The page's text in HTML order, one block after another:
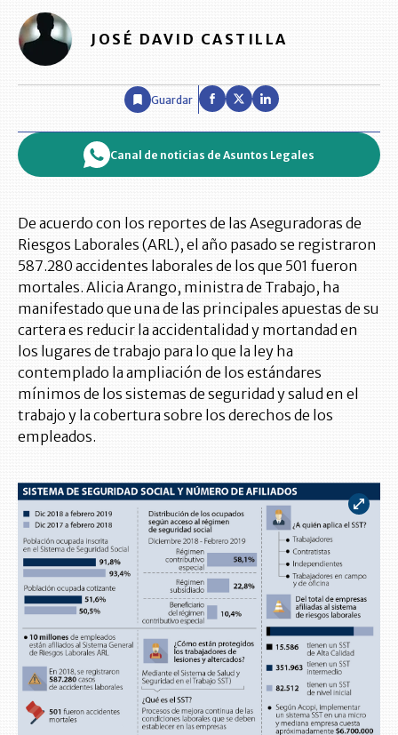
JOSÉ DAVID CASTILLA
Guardar
Canal de noticias de Asuntos Legales
De acuerdo con los reportes de las Aseguradoras de
Riesgos Laborales (ARL), el año pasado se registraron
587.280 accidentes laborales de los que 501 fueron
mortales. Alicia Arango, ministra de Trabajo, ha
manifestado que una de las principales apuestas de su
cartera es reducir la accidentalidad y mortandad en
los lugares de trabajo para lo que la ley ha
contemplado la ampliación de los estándares
mínimos de los sistemas de seguridad y salud en el
trabajo y la cobertura sobre los derechos de los
empleados.